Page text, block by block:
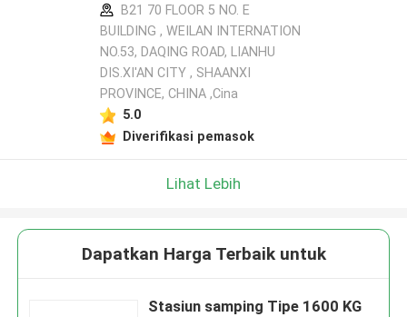
B21 70 FLOOR 5 NO. E
BUILDING , WEILAN INTERNATION
NO.53, DAQING ROAD, LIANHU
DIS.XI'AN CITY , SHAANXI
PROVINCE, CHINA ,Cina
5.0
Diverifikasi pemasok
Lihat Lebih
Dapatkan Harga Terbaik untuk
Stasiun samping Tipe 1600 KG